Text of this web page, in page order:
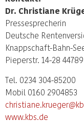
Dr. Christiane
Pressesprecherin
Deutsche
Knappschaft-Bahn-
Pieperstr. 14-28
Tel. 0234 304-85200
Mobil 0160 2904853
www.kbs.de